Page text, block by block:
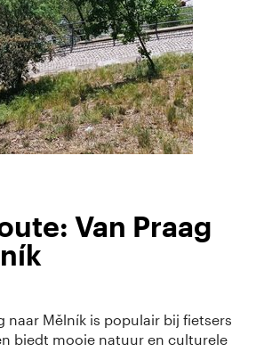
Van Praag
naar Mělník is populair bij fietsers
biedt mooie natuur en culturele